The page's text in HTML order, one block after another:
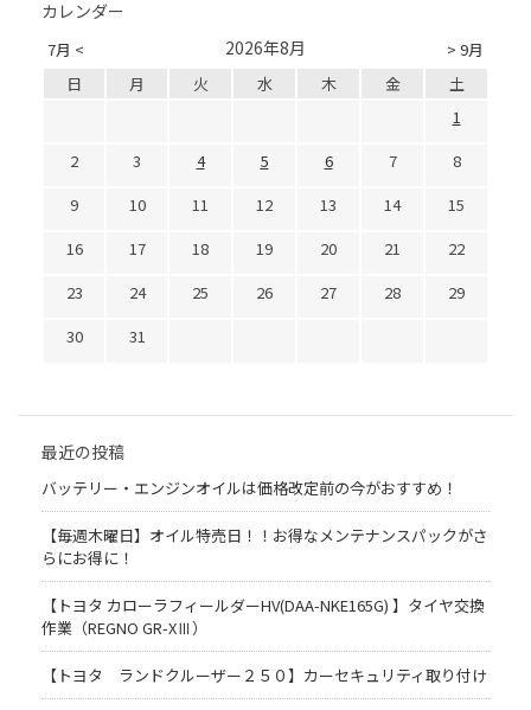
カレンダー
7月 < > 9月
2026年8月
日 月 火 水 木 金
土
1
2
3 4 5 6 7
8
9
10 11 12 13 14
15
16
17 18 19 20 21
22
23
24 25 26 27 28
29
30
31
最近の投稿
バッテリー・エンジンオイルは価格改定前の今がおすすめ！
【毎週木曜日】オイル特売日！！お得なメンテナンスパックがさ
らにお得に！
【トヨタ カローラフィールダーHV(DAA-NKE165G) 】タイヤ交換
作業（REGNO GR-XⅢ）
【トヨタ ランドクルーザー２５０】カーセキュリティ取り付け